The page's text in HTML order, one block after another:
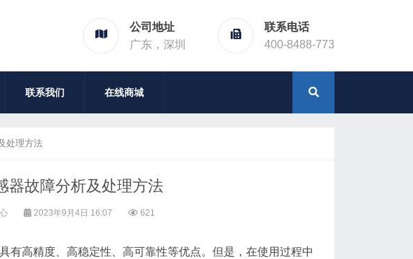
公司地址
广东，深圳
联系电话
400-8488-773
联系我们 在线商城
处理方法
器故障分析及处理方法
2023年9月4日 16:07 621
有高精度、高稳定性、高可靠性等优点。但是，在使用过程中